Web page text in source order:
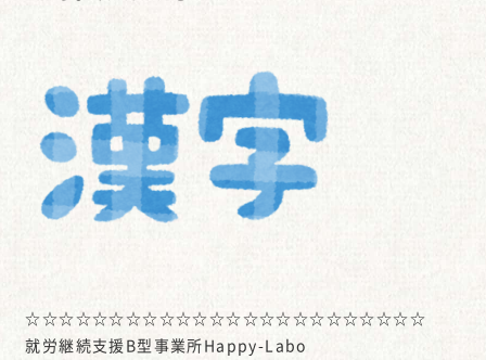
☆☆☆☆☆☆☆☆☆☆☆☆☆☆☆☆☆☆☆☆☆☆☆☆
就労継続支援B型事業所Happy-Labo